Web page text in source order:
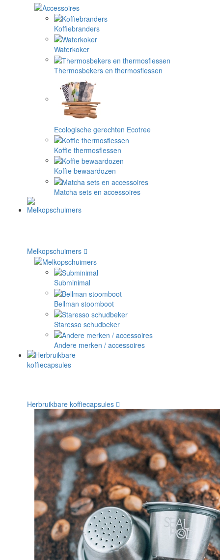
Koffiebranders
Waterkoker
Thermosbekers en thermosflessen
Ecologische gerechten Ecotree
Koffie thermosflessen
Koffie bewaardozen
Matcha sets en accessoires
Melkopschuimers
Subminimal
Bellman stoomboot
Staresso schudbeker
Andere merken / accessoires
Herbruikbare koffiecapsules